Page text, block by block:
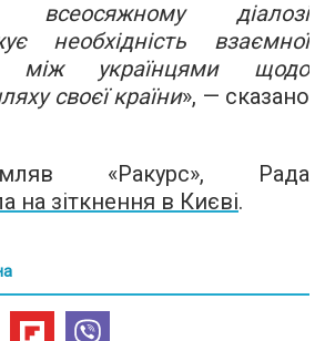
всеосяжному діалозі
необхідність взаємної
між українцями щодо
своєї країни», — сказано
«Ракурс», Рада
на зіткнення в Києві.